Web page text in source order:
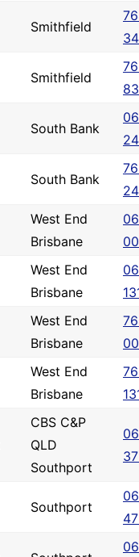
Smithfield
Smithfield
South Bank
South Bank
West End
Brisbane
West End
Brisbane
West End
Brisbane
West End
Brisbane
CBS C&P
QLD
Southport
Southport